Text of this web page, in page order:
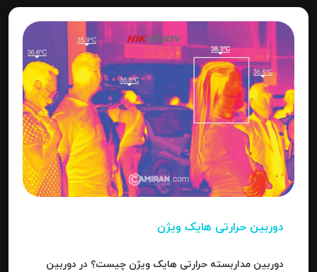
دوربین حرارتی هایک ویژن
دوربین مداربسته حرارتی هایک ویژن چیست؟ در دوربین